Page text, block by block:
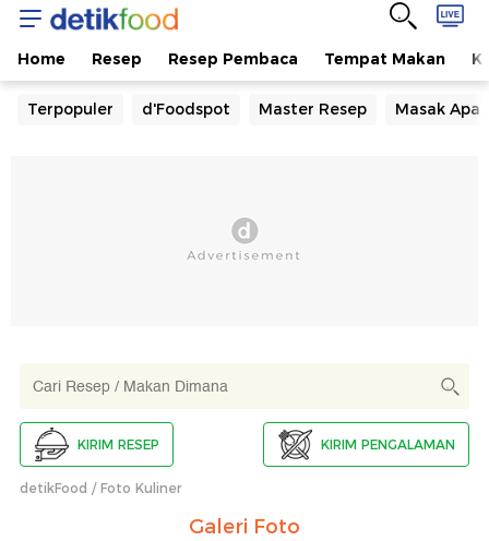
Home Resep Resep Pembaca Tempat Makan
Terpopuler d'Foodspot Master Resep Masak Apa
KIRIM RESEP KIRIM PENGALAMAN
detikFood Foto Kuliner
Galeri Foto